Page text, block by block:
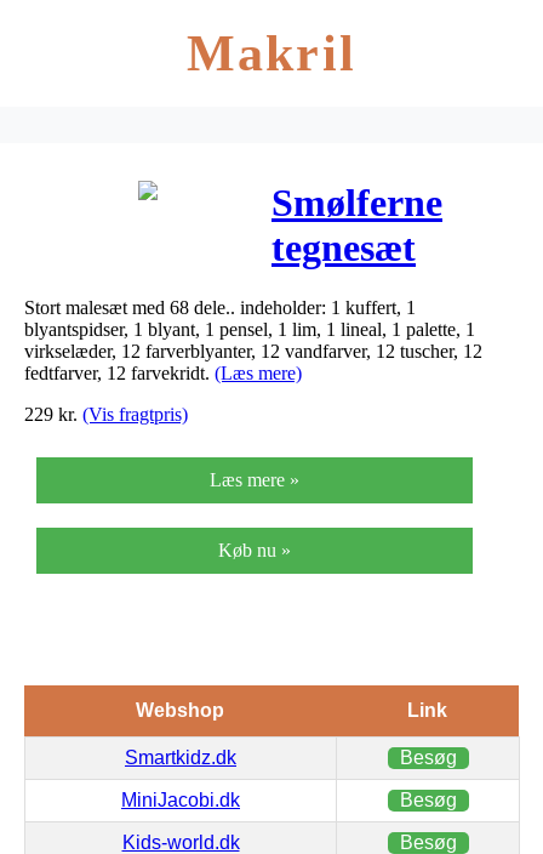
Makril
Smølferne
tegnesæt
Stort malesæt med 68 dele.. indeholder: 1 kuffert, 1
blyantspidser, 1 blyant, 1 pensel, 1 lim, 1 lineal, 1 palette, 1
virkselæder, 12 farverblyanter, 12 vandfarver, 12 tuscher, 12
fedtfarver, 12 farvekridt. (Læs mere)
229 kr. (Vis fragtpris)
Læs mere »
Køb nu »
Webshop Link
Smartkidz.dk Besøg
MiniJacobi.dk Besøg
Kids-world.dk Besøg